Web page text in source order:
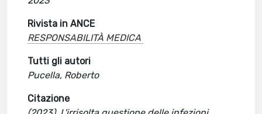
Rivista in ANCE
RESPONSABILITÀ MEDICA
Tutti gli autori
Pucella, Roberto
Citazione